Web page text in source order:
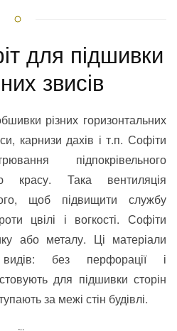
для підшивки
звисів
різних горизонтальних
карнизи дахів і т.п. Софіти
підпокрівельного
красу. Така вентиляція
щоб підвищити службу
цвілі і вогкості. Софіти
або металу. Ці матеріали
без перфорації і
для підшивки сторін
за межі стін будівлі.